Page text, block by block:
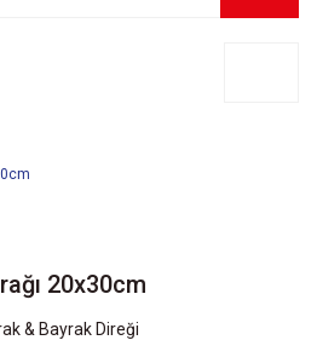
20x30cm
& Bayrak Direği